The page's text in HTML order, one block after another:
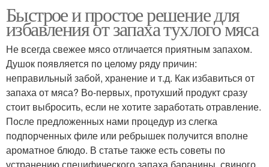
Быстрое и простое решение для
избавления от запаха тухлого мяса
Не всегда свежее мясо отличается приятным запахом.
Душок появляется по целому ряду причин:
неправильный забой, хранение и т.д. Как избавиться от
запаха от мяса? Во-первых, протухший продукт сразу
стоит выбросить, если не хотите заработать отравление.
После предложенных нами процедур из слегка
подпорченных филе или ребрышек получится вполне
ароматное блюдо. В статье также есть советы по
устранению специфического запаха баранины, свиного